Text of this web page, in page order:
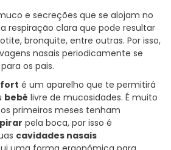
e secreções que se alojam no
respiração clara que pode resultar
bronquite, entre outras. Por isso,
nasais periodicamente se
os pais.
é um aparelho que te permitirá
bebê livre de mucosidades. É muito
primeiros meses tenham
pela boca, por isso é
cavidades nasais